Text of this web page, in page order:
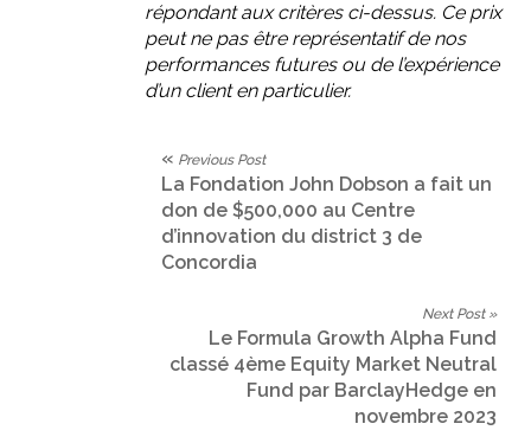
répondant aux critères ci-dessus. Ce prix
peut ne pas être représentatif de nos
performances futures ou de l’expérience
d’un client en particulier.
« Previous Post
La Fondation John Dobson a fait un
don de $500,000 au Centre
d’innovation du district 3 de
Concordia
Next Post »
Le Formula Growth Alpha Fund
classé 4ème Equity Market Neutral
Fund par BarclayHedge en
novembre 2023